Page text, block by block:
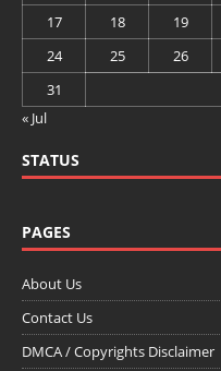
17
18 19
24
25 26
31
« Jul
STATUS
PAGES
About Us
Contact Us
DMCA / Copyrights Disclaimer